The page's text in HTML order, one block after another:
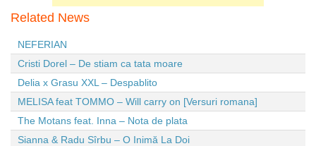
Related News
NEFERIAN
Cristi Dorel – De stiam ca tata moare
Delia x Grasu XXL – Despablito
MELISA feat TOMMO – Will carry on [Versuri romana]
The Motans feat. Inna – Nota de plata
Sianna & Radu Sîrbu – O Inimă La Doi